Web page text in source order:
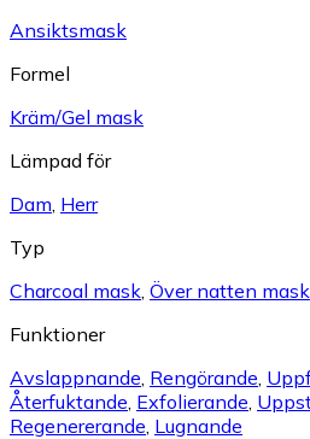
Ansiktsmask
Formel
Kräm/Gel mask
Lämpad för
Dam Herr
Typ
Charcoal mask Över natten mask
Funktioner
Avslappnande Rengörande
Återfuktande Exfolierande
Regenererande Lugnande